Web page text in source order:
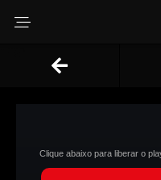
Clique abaixo para liberar o